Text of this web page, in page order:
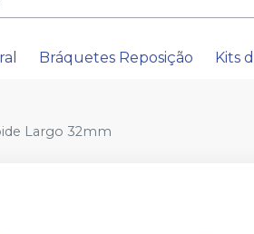
Bráquetes Reposição Kits
Largo 32mm